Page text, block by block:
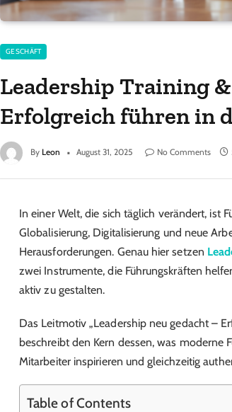
GESCHÄFT
Leadership Training
Erfolgreich führen in
By Leon August 31, 2025 No Comments
In einer Welt, die sich täglich verändert, ist
Globalisierung, Digitalisierung und neue
Herausforderungen. Genau hier setzen
zwei Instrumente, die Führungskräften
aktiv zu gestalten.
Das Leitmotiv „Leadership neu gedacht –
beschreibt den Kern dessen, was moderne
Mitarbeiter inspirieren und gleichzeitig
Table of Contents